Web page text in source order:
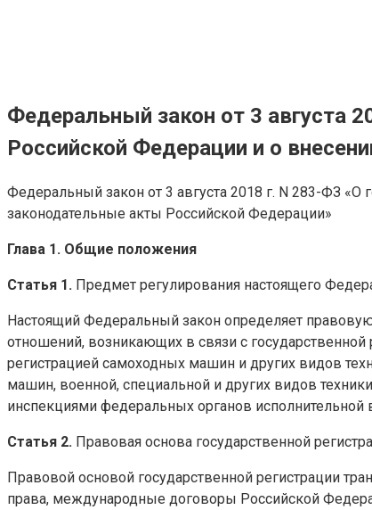
Федеральный закон от 3 августа
Российской Федерации и о
Федеральный закон от 3 августа 2018 г. N 283-ФЗ
законодательные акты Российской Федерации»
Глава 1. Общие положения
Статья 1. Предмет регулирования настоящего
Настоящий Федеральный закон определяет
отношений, возникающих в связи с
регистрацией самоходных машин и других видов
машин, военной, специальной и других видов
инспекциями федеральных органов
Статья 2. Правовая основа государственной
Правовой основой государственной регистрации
права, международные договоры Российской